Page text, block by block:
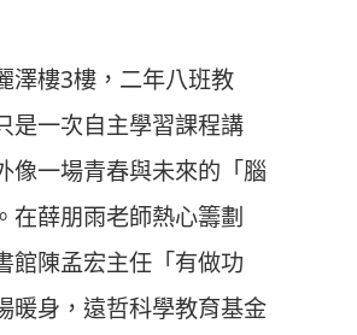
澤樓3樓，二年八班教
是一次自主學習課程講
像一場青春與未來的「腦
在薛朋雨老師熱心籌劃
館陳孟宏主任「有做功
暖身，遠哲科學教育基金